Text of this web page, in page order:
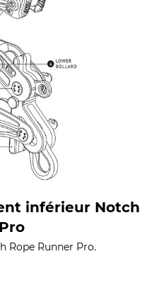
inférieur Notch
Rope Runner Pro.